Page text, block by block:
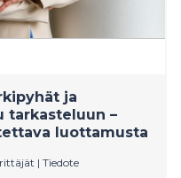
ja
tarkasteluun –
luottamusta
| Tiedote